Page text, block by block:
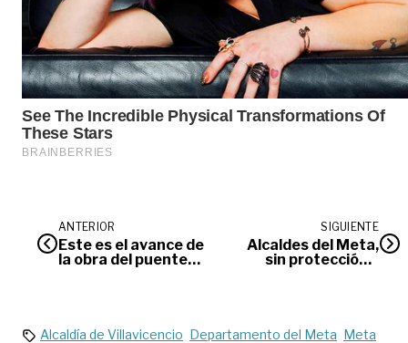
ANTERIOR
Este es el avance de
la obra del puente
SIGUIENTE
Alcaldes del Meta,
sin protección y
Alcaldía de Villavicencio Departamento del Meta Meta